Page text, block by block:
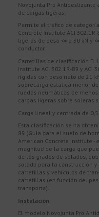
Novojunta Pro Antideslizante
de cargas ligeras.
Permite el tráfico de
Concrete Institute ACI
ligeros de peso <= a 30 kN y
conductor.
Carretillas de clasificación
Institute ACI 302.1R-89 y ACI
rígidas con peso neto de 21
sobrecarga estática menor
ruedas neumáticas de
cargas ligeras sobre soleras
Carga lineal y centrada de 0,5
Esta clasificación se ha
89 (Guía para el suelo de
American Concrete Institute -
magnitud de la carga que
de los grados de solados,
solado para la construcción
carretillas y vehículos de
carretillas (en función del
transporta).
Instalación
El modelo Novojunta Pro